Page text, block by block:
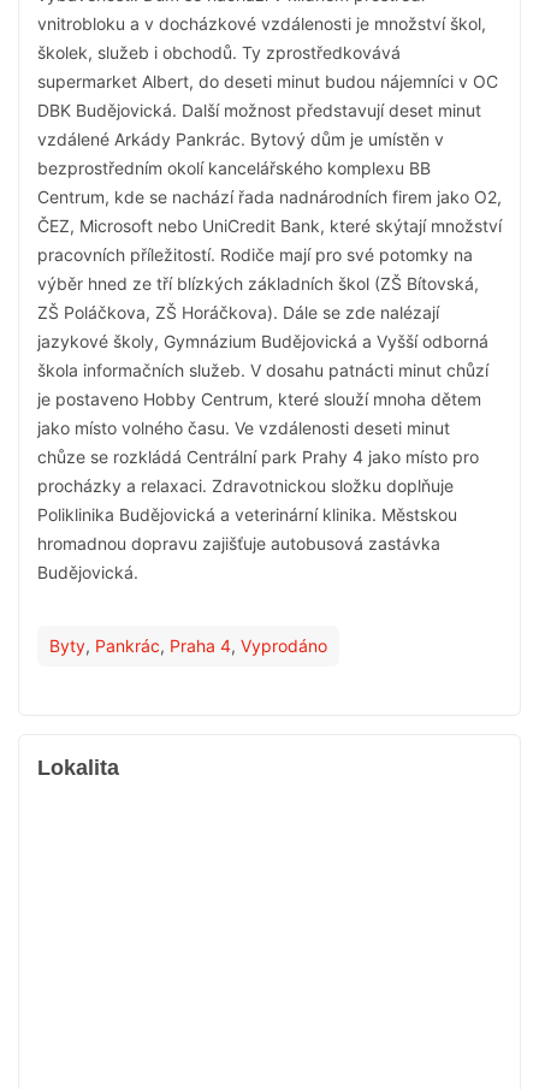
vnitrobloku a v docházkové vzdálenosti je množství škol,
školek, služeb i obchodů. Ty zprostředkovává
supermarket Albert, do deseti minut budou nájemníci v OC
DBK Budějovická. Další možnost představují deset minut
vzdálené Arkády Pankrác. Bytový dům je umístěn v
bezprostředním okolí kancelářského komplexu BB
Centrum, kde se nachází řada nadnárodních firem jako O2,
ČEZ, Microsoft nebo UniCredit Bank, které skýtají množství
pracovních příležitostí. Rodiče mají pro své potomky na
výběr hned ze tří blízkých základních škol (ZŠ Bítovská,
ZŠ Poláčkova, ZŠ Horáčkova). Dále se zde nalézají
jazykové školy, Gymnázium Budějovická a Vyšší odborná
škola informačních služeb. V dosahu patnácti minut chůzí
je postaveno Hobby Centrum, které slouží mnoha dětem
jako místo volného času. Ve vzdálenosti deseti minut
chůze se rozkládá Centrální park Prahy 4 jako místo pro
procházky a relaxaci. Zdravotnickou složku doplňuje
Poliklinika Budějovická a veterinární klinika. Městskou
hromadnou dopravu zajišťuje autobusová zastávka
Budějovická.
Byty, Pankrác, Praha 4, Vyprodáno
Lokalita